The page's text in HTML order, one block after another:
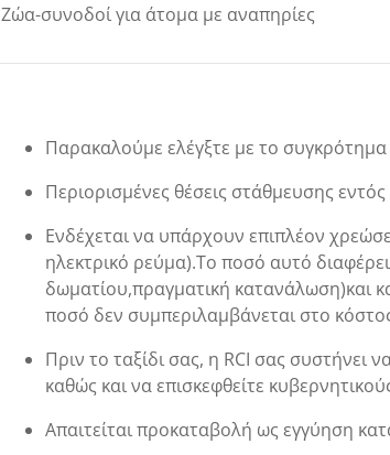
Ζώα-συνοδοί για άτομα με αναπηρίες
Παρακαλούμε ελέγξτε με το συγκρότημα
Περιορισμένες θέσεις στάθμευσης
Ενδέχεται να υπάρχουν επιπλέον
ηλεκτρικό ρεύμα).Το ποσό αυτό
δωματίου,πραγματική κατανάλωση)και
ποσό δεν συμπεριλαμβάνεται στο
Πριν το ταξίδι σας, η RCI σας συστήνει
καθώς και να επισκεφθείτε
Απαιτείται προκαταβολή ως εγγύηση